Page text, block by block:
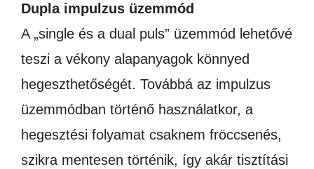
Dupla impulzus üzemmód
A „single és a dual puls” üzemmód lehetővé
teszi a vékony alapanyagok könnyed
hegeszthetőségét. Továbbá az impulzus
üzemmódban történő használatkor, a
hegesztési folyamat csaknem fröccsenés,
szikra mentesen történik, így akár tisztítási